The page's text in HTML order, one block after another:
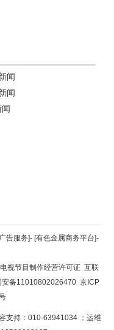
闻
闻
告服务]- [有色金属商务平台]-
视节目制作经营许可证 互联
安备11010802026470 京ICP
支持：010-63941034 ；运维